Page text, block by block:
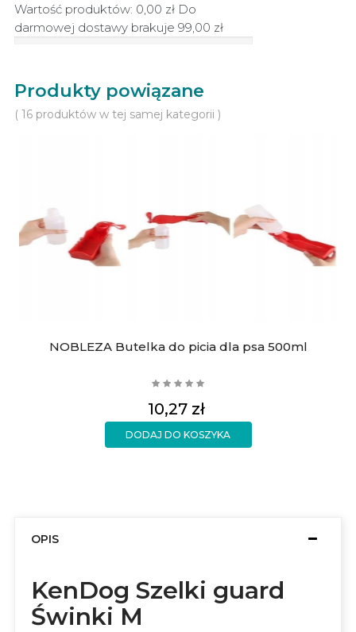
Wartość produktów: 0,00 zł Do
darmowej dostawy brakuje 99,00 zł
Produkty powiązane
( 16 produktów w tej samej kategorii )
NOBLEZA Butelka do picia dla psa 500ml
Cena
10,27 zł
DODAJ DO KOSZYKA
OPIS
KenDog Szelki guard
Świnki M